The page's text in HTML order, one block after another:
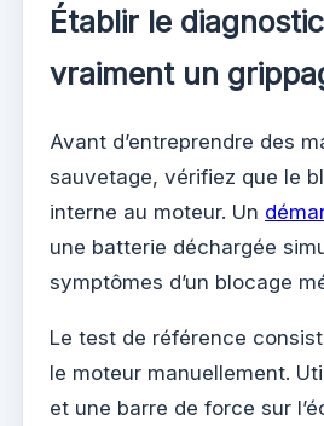
Établir le
vraiment un
Avant d’entreprendre des
sauvetage, vérifiez que le
interne au moteur. Un
une batterie déchargée
symptômes d’un blocage
Le test de référence
le moteur manuellement.
et une barre de force sur